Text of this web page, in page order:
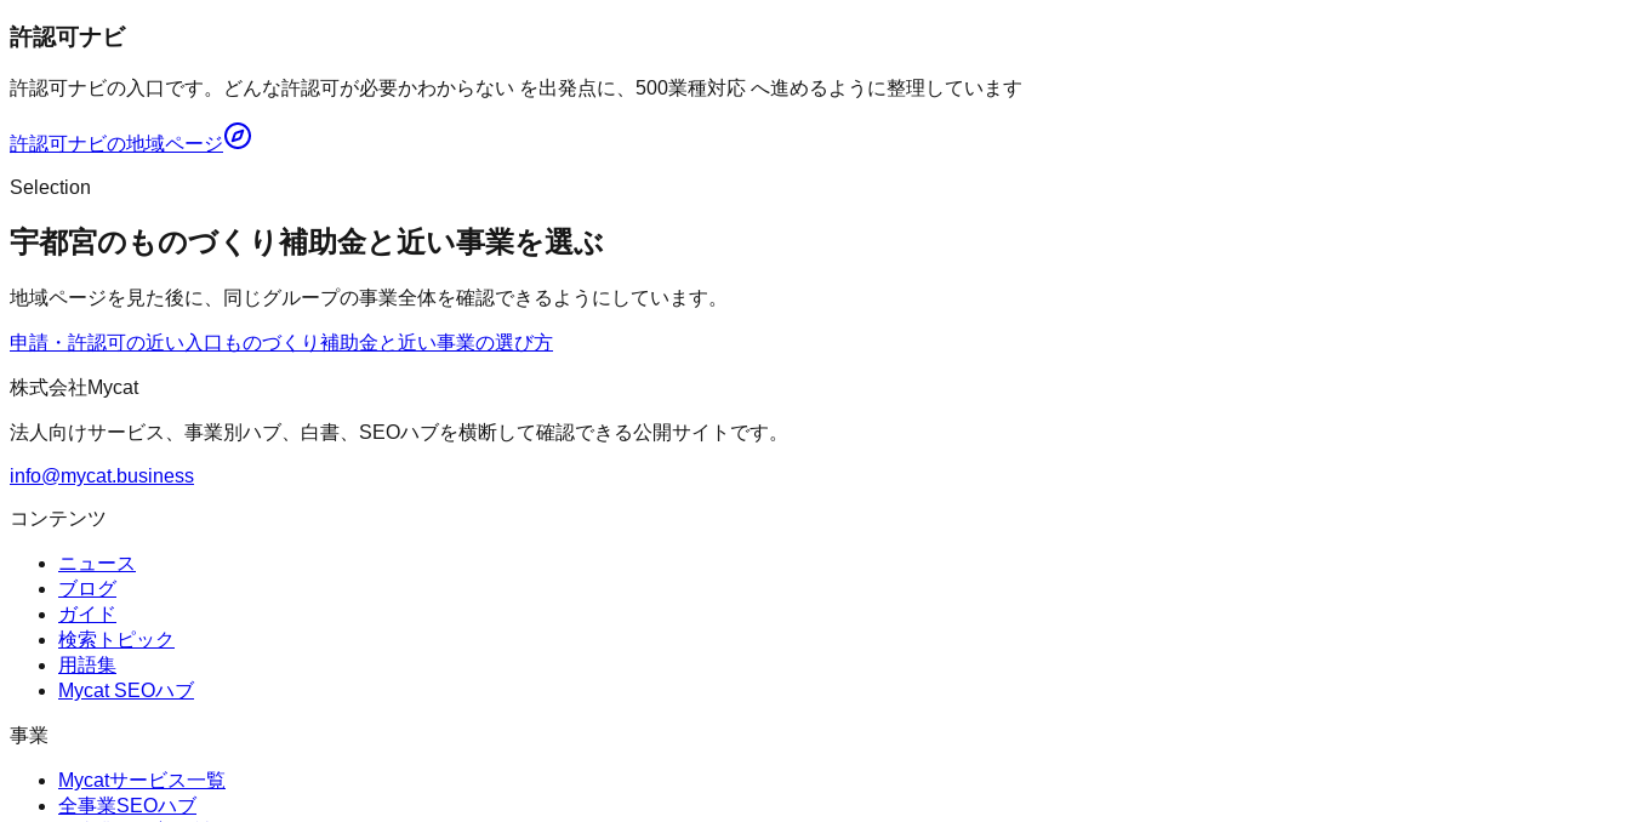
許認可ナビ
許認可ナビの入口です。どんな許認可が必要かわからない を出発点に、500業種対応 へ進めるように整理しています
許認可ナビの地域ページ
Selection
宇都宮のものづくり補助金と近い事業を選ぶ
地域ページを見た後に、同じグループの事業全体を確認できるようにしています。
申請・許認可の近い入口 ものづくり補助金と近い事業の選び方
株式会社Mycat
法人向けサービス、事業別ハブ、白書、SEOハブを横断して確認できる公開サイトです。
info@mycat.business
コンテンツ
ニュース
ブログ
ガイド
検索トピック
用語集
Mycat SEOハブ
事業
Mycatサービス一覧
全事業SEOハブ